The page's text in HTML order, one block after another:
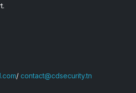
/ contact@cdsecurity.tn